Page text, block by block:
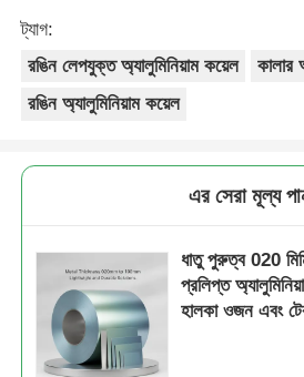
ট্যাগ:
রঙিন লেপযুক্ত অ্যালুমিনিয়াম কয়েল
কালার
রঙিন অ্যালুমিনিয়াম কয়েল
এর সেরা মূল্য
ধাতু পুরুত্ব 020
প্রলিপ্ত
হালকা ওজন এবং